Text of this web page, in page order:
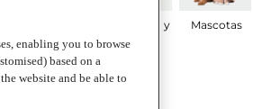
personal y
belleza
Droguería y
limpieza
Mascotas
enabling you to browse
based on a
website and be able to